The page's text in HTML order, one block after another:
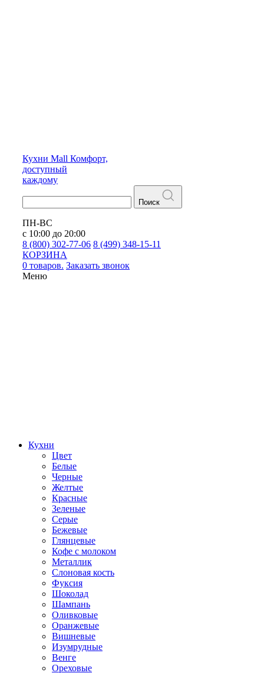
Кухни Mall Комфорт,
доступный
каждому
Поиск
ПН-ВС
с 10:00 до 20:00
8 (800) 302-77-06 8 (499) 348-15-11
КОРЗИНА
0 товаров. Заказать звонок
Меню
Кухни
Цвет
Белые
Черные
Желтые
Красные
Зеленые
Серые
Бежевые
Глянцевые
Кофе с молоком
Металлик
Слоновая кость
Фуксия
Шоколад
Шампань
Оливковые
Оранжевые
Вишневые
Изумрудные
Венге
Ореховые